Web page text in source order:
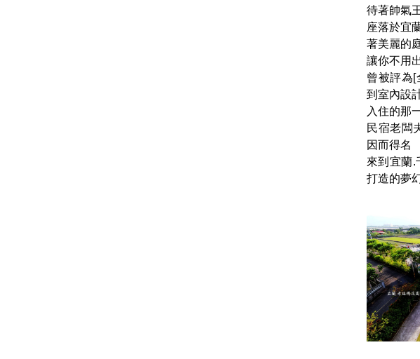
待著帥氣
座落於宜
著美麗的
讓你不用
曾被評為[
到室內設
入住的那
民宿老闆
因而得名
來到宜蘭.
打造的夢